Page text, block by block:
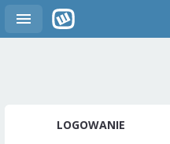
LOGOWANIE